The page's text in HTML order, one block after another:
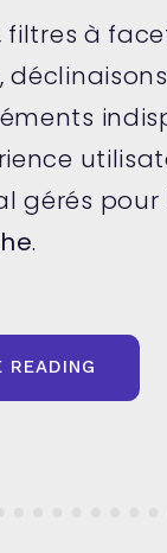
filtres à
gérés pour
.
READING